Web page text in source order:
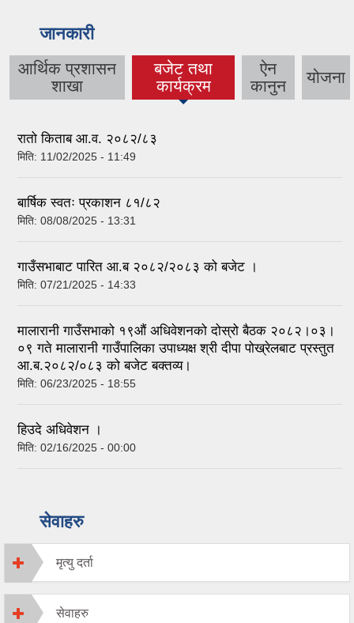
जानकारी
आर्थिक प्रशासन
शाखा
बजेट तथा
कार्यक्रम
(active tab)
ऐन
कानुन
योजना
रातो किताब आ.व. २०८२/८३
मिति: 11/02/2025 - 11:49
बार्षिक स्वतः प्रकाशन ८१/८२
मिति: 08/08/2025 - 13:31
गाउँसभाबाट पारित आ.ब २०८२/२०८३ को बजेट ।
मिति: 07/21/2025 - 14:33
मालारानी गाउँसभाको १९औं अधिवेशनको दोस्रो बैठक २०८२।०३।
०९ गते मालारानी गाउँपालिका उपाध्यक्ष श्री दीपा पोख्रेलबाट प्रस्तुत
आ.ब.२०८२/०८३ को बजेट बक्तव्य।
मिति: 06/23/2025 - 18:55
हिउदे अधिवेशन ।
मिति: 02/16/2025 - 00:00
सेवाहरु
मृत्यु दर्ता
सेवाहरु